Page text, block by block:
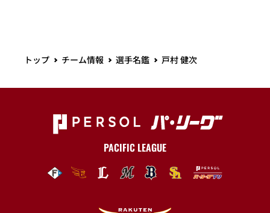
トップ チーム情報 選手名鑑 戸村 健次
PACIFIC LEAGUE